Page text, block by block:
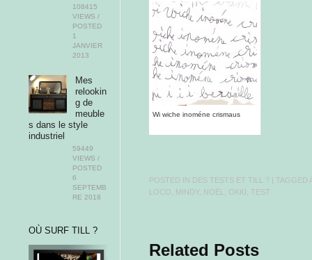
Wi wiche inoméne crismaus
POSTED IN DES TESTS ET TILL ? | TAGGED
LOCO
MINDY, NOËL OKKI TEST
Related Posts
108415
VIEWS /
POSTED
1
JANVIER
2013
Mes
relookin
g de
meuble
s dans le style
industriel
59449
VIEWS /
POSTED
6
SEPTEMB
RE 2018
OÙ SURF TILL ?